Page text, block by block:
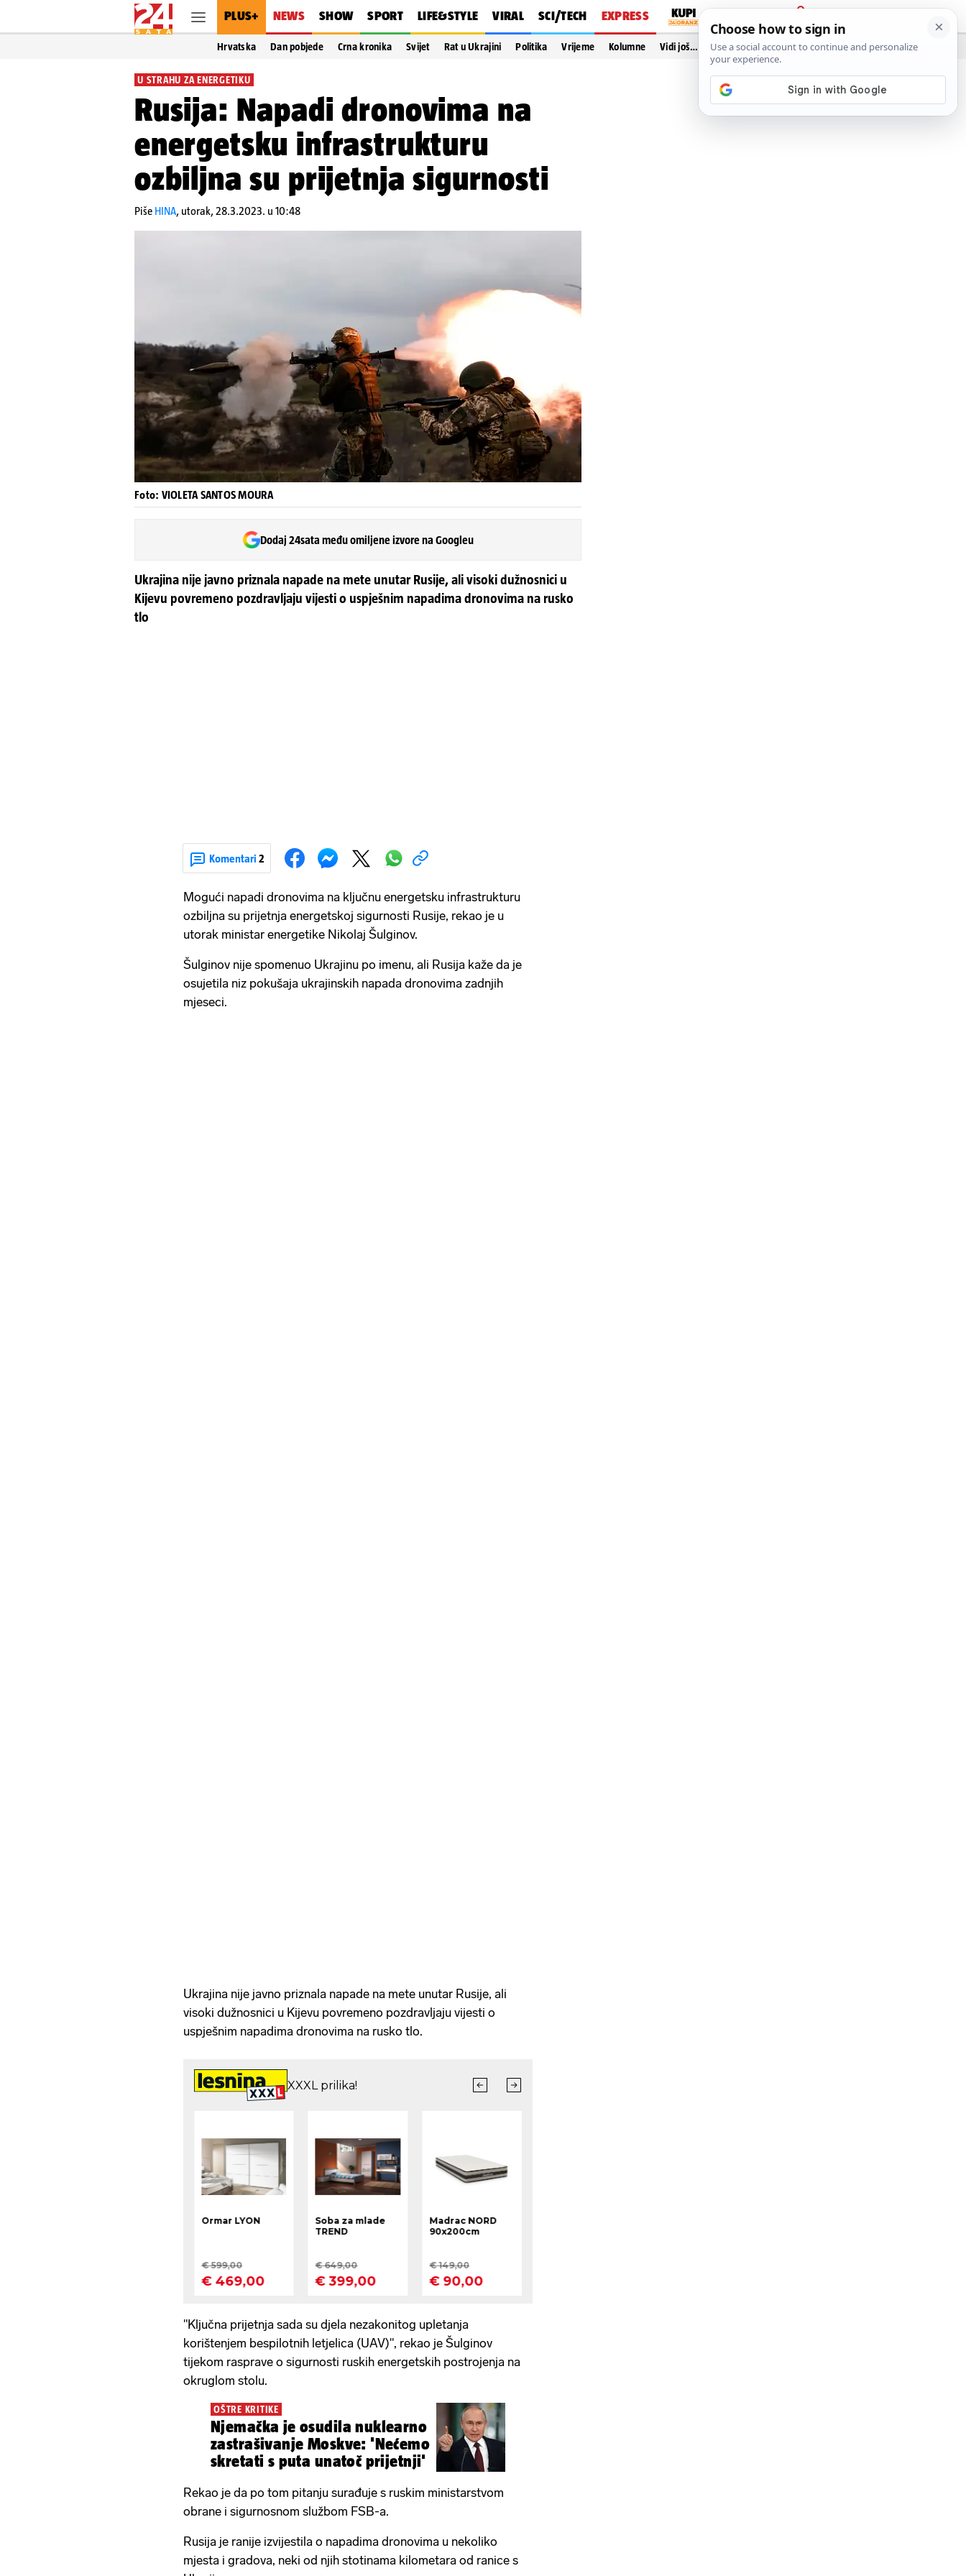
PLUS+ NEWS SHOW SPORT LIFE&STYLE VIRAL SCI/TECH EXPRESS
PRIJAVA
Hrvatska Dan pobjede Crna kronika Svijet Rat u Ukrajini Politika Vrijeme Kolumne Vidi još…
U STRAHU ZA ENERGETIKU
Rusija: Napadi dronovima na
energetsku infrastrukturu
ozbiljna su prijetnja sigurnosti
Piše HINA, utorak, 28.3.2023. u 10:48
Foto: VIOLETA SANTOS MOURA
Dodaj 24sata među omiljene izvore na Googleu
Ukrajina nije javno priznala napade na mete unutar Rusije, ali visoki dužnosnici u
Kijevu povremeno pozdravljaju vijesti o uspješnim napadima dronovima na rusko
tlo
Komentari 2
Mogući napadi dronovima na ključnu energetsku infrastrukturu
ozbiljna su prijetnja energetskoj sigurnosti Rusije, rekao je u
utorak ministar energetike Nikolaj Šulginov.
Šulginov nije spomenuo Ukrajinu po imenu, ali Rusija kaže da je
osujetila niz pokušaja ukrajinskih napada dronovima zadnjih
mjeseci.
Ukrajina nije javno priznala napade na mete unutar Rusije, ali
visoki dužnosnici u Kijevu povremeno pozdravljaju vijesti o
uspješnim napadima dronovima na rusko tlo.
"Ključna prijetnja sada su djela nezakonitog upletanja
korištenjem bespilotnih letjelica (UAV)", rekao je Šulginov
tijekom rasprave o sigurnosti ruskih energetskih postrojenja na
okruglom stolu.
OŠTRE KRITIKE
Njemačka je osudila nuklearno
zastrašivanje Moskve: 'Nećemo
skretati s puta unatoč prijetnji'
Rekao je da po tom pitanju surađuje s ruskim ministarstvom
obrane i sigurnosnom službom FSB-a.
Rusija je ranije izvijestila o napadima dronovima u nekoliko
mjesta i gradova, neki od njih stotinama kilometara od ranice s